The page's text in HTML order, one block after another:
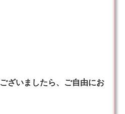
ざいましたら、ご自由にお